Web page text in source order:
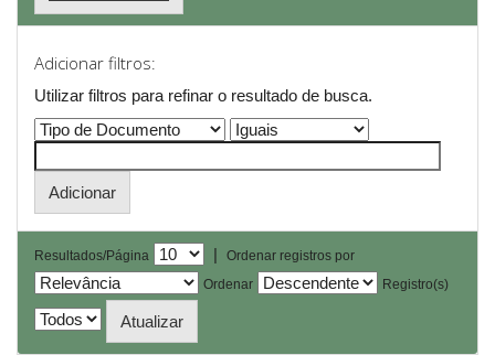
Adicionar filtros:
Utilizar filtros para refinar o resultado de busca.
Resultados/Página |
Ordenar registros por
Ordenar
Registro(s)